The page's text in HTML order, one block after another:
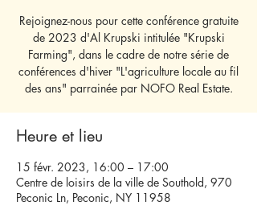
Rejoignez-nous pour cette conférence gratuite
de 2023 d'Al Krupski intitulée "Krupski
Farming", dans le cadre de notre série de
conférences d'hiver "L'agriculture locale au fil
des ans" parrainée par NOFO Real Estate.
Heure et lieu
15 févr. 2023, 16:00 – 17:00
Centre de loisirs de la ville de Southold, 970
Peconic Ln, Peconic, NY 11958